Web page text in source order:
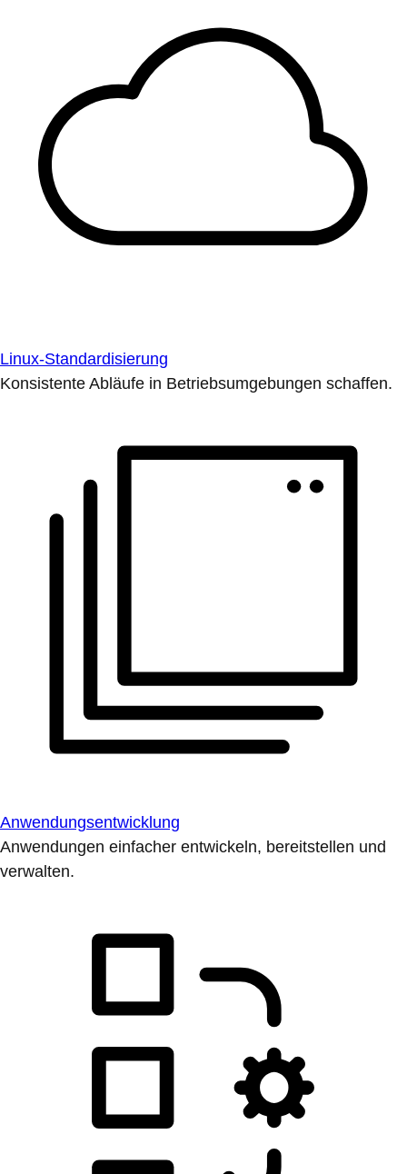
Linux-Standardisierung
Konsistente Abläufe in Betriebsumgebungen schaffen.
Anwendungsentwicklung
Anwendungen einfacher entwickeln, bereitstellen und
verwalten.